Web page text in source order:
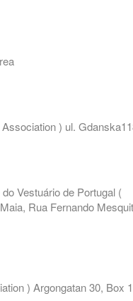
) ul.
Vestuário de Portugal (
Rua Fernando
) Argongatan 30, Box